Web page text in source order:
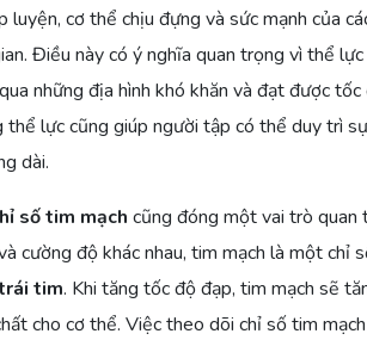
luyện, cơ thể chịu đựng và sức mạnh của
Điều này có ý nghĩa quan trọng vì thể
những địa hình khó khăn và đạt được
thể lực cũng giúp người tập có thể duy trì
dài.
số tim mạch cũng đóng một vai trò quan
cường độ khác nhau, tim mạch là một chỉ
tim. Khi tăng tốc độ đạp, tim mạch sẽ
cho cơ thể. Việc theo dõi chỉ số tim